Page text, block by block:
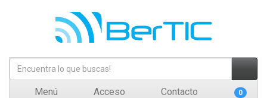
Menú Acceso Contacto 0